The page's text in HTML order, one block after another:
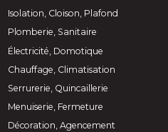
Isolation, Cloison, Plafond
Plomberie, Sanitaire
Électricité, Domotique
Chauffage, Climatisation
Serrurerie, Quincaillerie
Menuiserie, Fermeture
Décoration, Agencement